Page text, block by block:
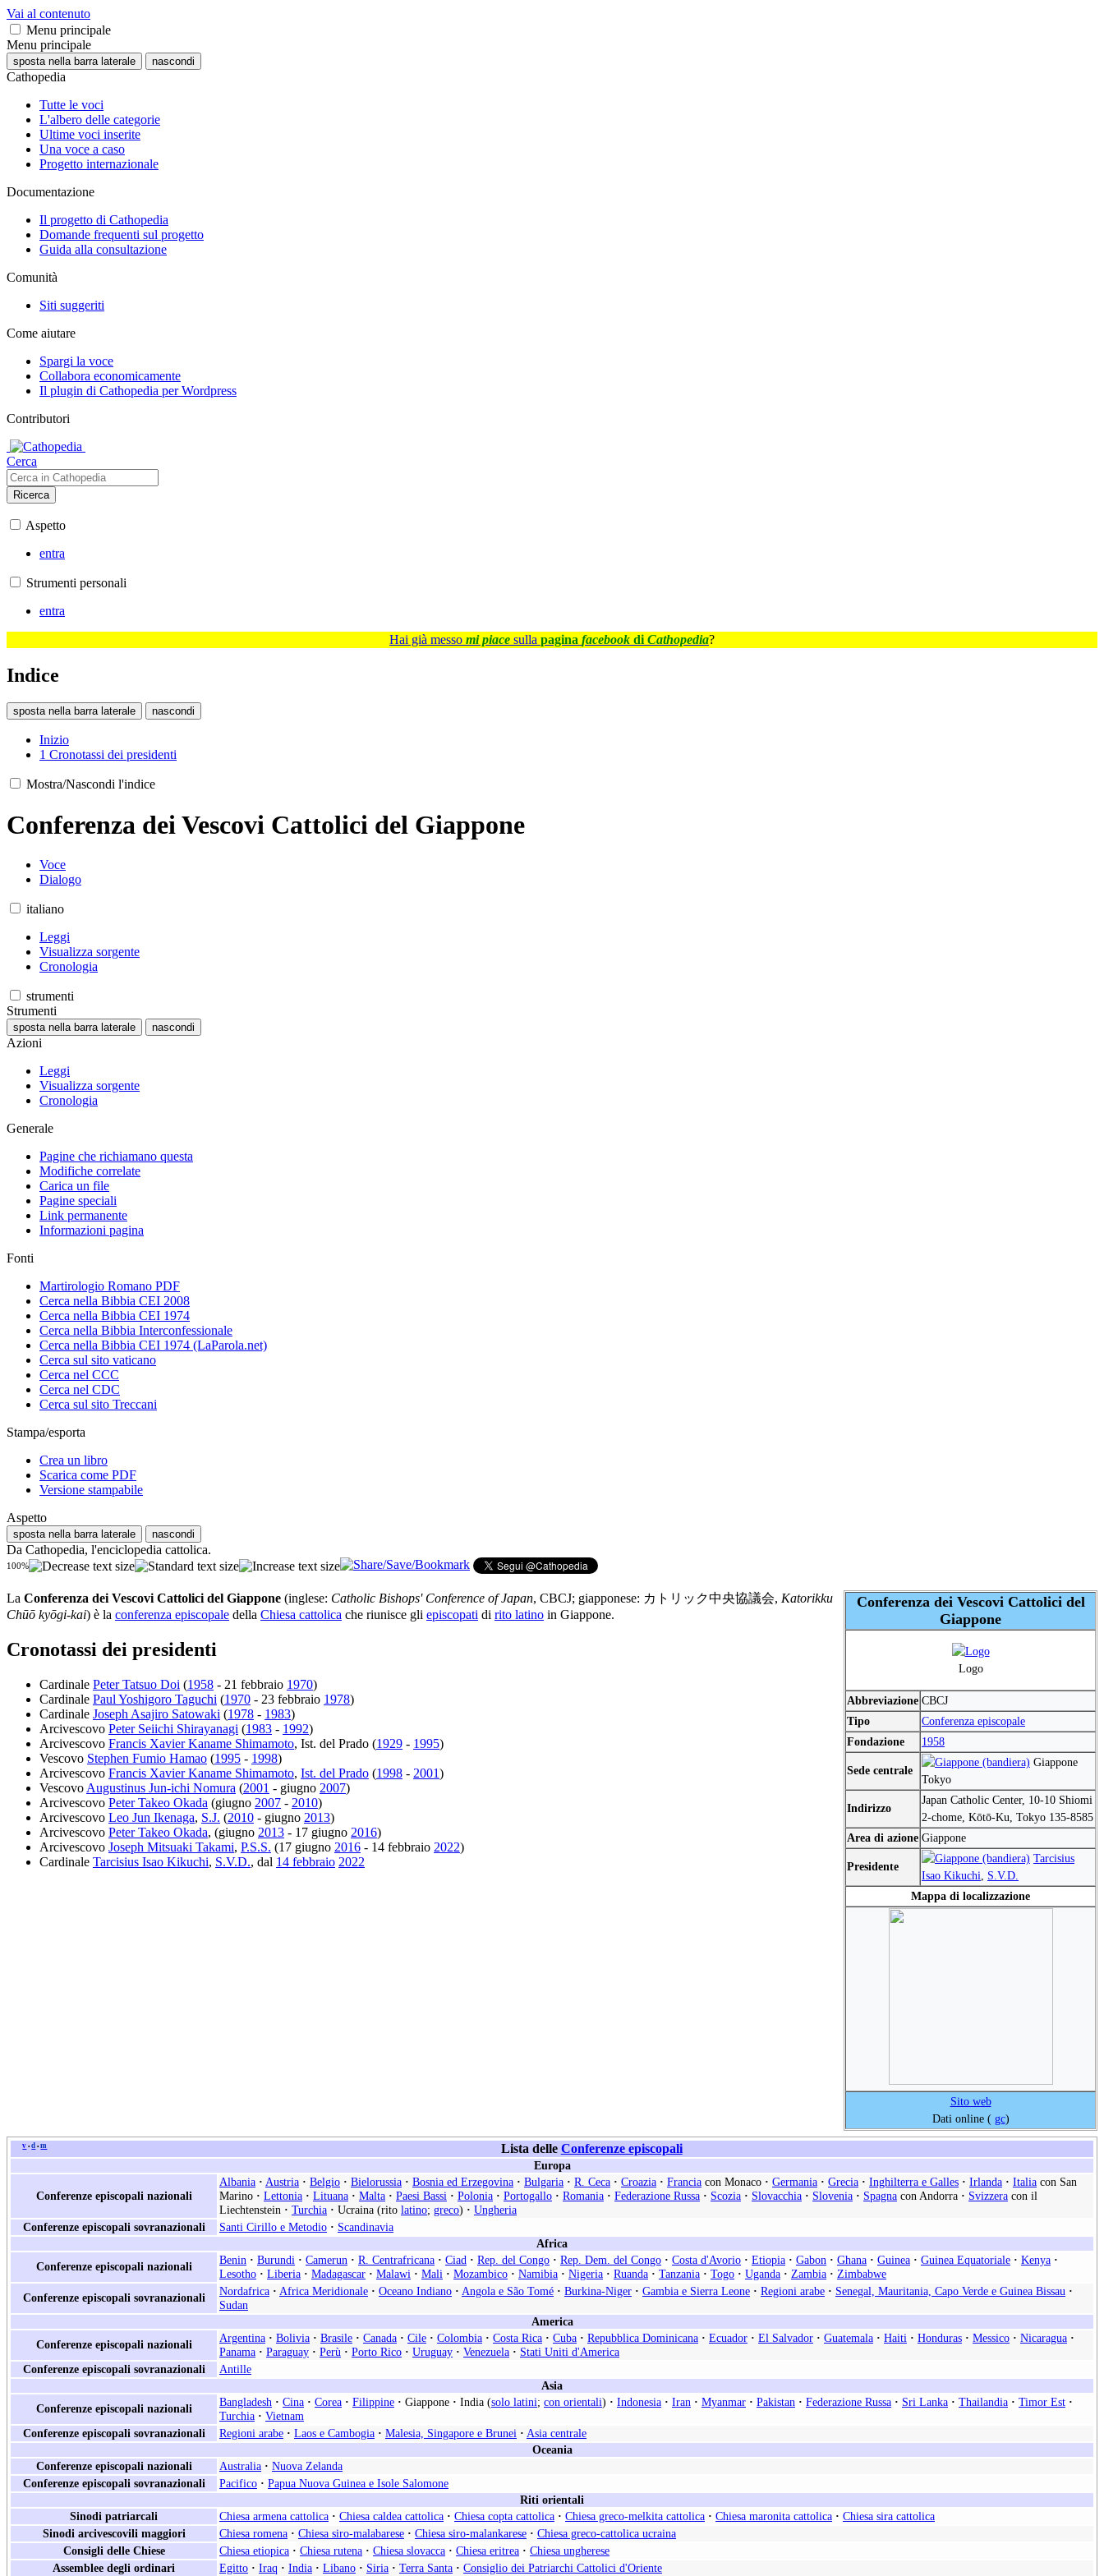
Vai al contenuto
Menu principale
Menu principale
sposta nella barra laterale nascondi
Cathopedia
Tutte le voci
L'albero delle categorie
Ultime voci inserite
Una voce a caso
Progetto internazionale
Documentazione
Il progetto di Cathopedia
Domande frequenti sul progetto
Guida alla consultazione
Comunità
Siti suggeriti
Come aiutare
Spargi la voce
Collabora economicamente
Il plugin di Cathopedia per Wordpress
Contributori
Cerca
Ricerca
Aspetto
entra
Strumenti personali
entra
Hai già messo mi piace sulla pagina facebook di Cathopedia?
Indice
sposta nella barra laterale nascondi
Inizio
1 Cronotassi dei presidenti
Mostra/Nascondi l'indice
Conferenza dei Vescovi Cattolici del Giappone
Voce
Dialogo
italiano
Leggi
Visualizza sorgente
Cronologia
strumenti
Strumenti
sposta nella barra laterale nascondi
Azioni
Leggi
Visualizza sorgente
Cronologia
Generale
Pagine che richiamano questa
Modifiche correlate
Carica un file
Pagine speciali
Link permanente
Informazioni pagina
Fonti
Martirologio Romano PDF
Cerca nella Bibbia CEI 2008
Cerca nella Bibbia CEI 1974
Cerca nella Bibbia Interconfessionale
Cerca nella Bibbia CEI 1974 (LaParola.net)
Cerca sul sito vaticano
Cerca nel CCC
Cerca nel CDC
Cerca sul sito Treccani
Stampa/esporta
Crea un libro
Scarica come PDF
Versione stampabile
Aspetto
sposta nella barra laterale nascondi
Da Cathopedia, l'enciclopedia cattolica.
100%
Conferenza dei Vescovi Cattolici del
Giappone
Logo
Abbreviazione CBCJ
Tipo
Conferenza episcopale
Fondazione
1958
Sede centrale
Giappone
Tokyo
Indirizzo
Japan Catholic Center, 10-10 Shiomi
2-chome, Kōtō-Ku, Tokyo 135-8585
Area di azione Giappone
Presidente
Tarcisius
Isao Kikuchi, S.V.D.
Mappa di localizzazione
Sito web
Dati online ( gc)
La Conferenza dei Vescovi Cattolici del Giappone (inglese: Catholic Bishops' Conference of Japan, CBCJ; giapponese: カトリック中央協議会, Katorikku
Chūō kyōgi-kai) è la conferenza episcopale della Chiesa cattolica che riunisce gli episcopati di rito latino in Giappone.
Cronotassi dei presidenti
Cardinale Peter Tatsuo Doi (1958 - 21 febbraio 1970)
Cardinale Paul Yoshigoro Taguchi (1970 - 23 febbraio 1978)
Cardinale Joseph Asajiro Satowaki (1978 - 1983)
Arcivescovo Peter Seiichi Shirayanagi (1983 - 1992)
Arcivescovo Francis Xavier Kaname Shimamoto, Ist. del Prado (1929 - 1995)
Vescovo Stephen Fumio Hamao (1995 - 1998)
Arcivescovo Francis Xavier Kaname Shimamoto, Ist. del Prado (1998 - 2001)
Vescovo Augustinus Jun-ichi Nomura (2001 - giugno 2007)
Arcivescovo Peter Takeo Okada (giugno 2007 - 2010)
Arcivescovo Leo Jun Ikenaga, S.J. (2010 - giugno 2013)
Arcivescovo Peter Takeo Okada, (giugno 2013 - 17 giugno 2016)
Arcivescovo Joseph Mitsuaki Takami, P.S.S. (17 giugno 2016 - 14 febbraio 2022)
Cardinale Tarcisius Isao Kikuchi, S.V.D., dal 14 febbraio 2022
v • d • m Lista delle Conferenze episcopali
Europa
Conferenze episcopali nazionali
Albania · Austria · Belgio · Bielorussia · Bosnia ed Erzegovina · Bulgaria · R. Ceca · Croazia · Francia con Monaco · Germania · Grecia · Inghilterra e Galles · Irlanda · Italia con San
Marino · Lettonia · Lituana · Malta · Paesi Bassi · Polonia · Portogallo · Romania · Federazione Russa · Scozia · Slovacchia · Slovenia · Spagna con Andorra · Svizzera con il
Liechtenstein · Turchia · Ucraina (rito latino; greco) · Ungheria
Conferenze episcopali sovranazionali
Santi Cirillo e Metodio · Scandinavia
Africa
Conferenze episcopali nazionali
Benin · Burundi · Camerun · R. Centrafricana · Ciad · Rep. del Congo · Rep. Dem. del Congo · Costa d'Avorio · Etiopia · Gabon · Ghana · Guinea · Guinea Equatoriale · Kenya ·
Lesotho · Liberia · Madagascar · Malawi · Mali · Mozambico · Namibia · Nigeria · Ruanda · Tanzania · Togo · Uganda · Zambia · Zimbabwe
Conferenze episcopali sovranazionali
Nordafrica · Africa Meridionale · Oceano Indiano · Angola e São Tomé · Burkina-Niger · Gambia e Sierra Leone · Regioni arabe · Senegal, Mauritania, Capo Verde e Guinea Bissau ·
Sudan
America
Conferenze episcopali nazionali
Argentina · Bolivia · Brasile · Canada · Cile · Colombia · Costa Rica · Cuba · Repubblica Dominicana · Ecuador · El Salvador · Guatemala · Haiti · Honduras · Messico · Nicaragua ·
Panama · Paraguay · Perù · Porto Rico · Uruguay · Venezuela · Stati Uniti d'America
Conferenze episcopali sovranazionali
Antille
Asia
Conferenze episcopali nazionali
Bangladesh · Cina · Corea · Filippine · Giappone · India (solo latini; con orientali) · Indonesia · Iran · Myanmar · Pakistan · Federazione Russa · Sri Lanka · Thailandia · Timor Est ·
Turchia · Vietnam
Conferenze episcopali sovranazionali
Regioni arabe · Laos e Cambogia · Malesia, Singapore e Brunei · Asia centrale
Oceania
Conferenze episcopali nazionali
Australia · Nuova Zelanda
Conferenze episcopali sovranazionali
Pacifico · Papua Nuova Guinea e Isole Salomone
Riti orientali
Sinodi patriarcali
Chiesa armena cattolica · Chiesa caldea cattolica · Chiesa copta cattolica · Chiesa greco-melkita cattolica · Chiesa maronita cattolica · Chiesa sira cattolica
Sinodi arcivescovili maggiori
Chiesa romena · Chiesa siro-malabarese · Chiesa siro-malankarese · Chiesa greco-cattolica ucraina
Consigli delle Chiese
Chiesa etiopica · Chiesa rutena · Chiesa slovacca · Chiesa eritrea · Chiesa ungherese
Assemblee degli ordinari
Egitto · Iraq · India · Libano · Siria · Terra Santa · Consiglio dei Patriarchi Cattolici d'Oriente